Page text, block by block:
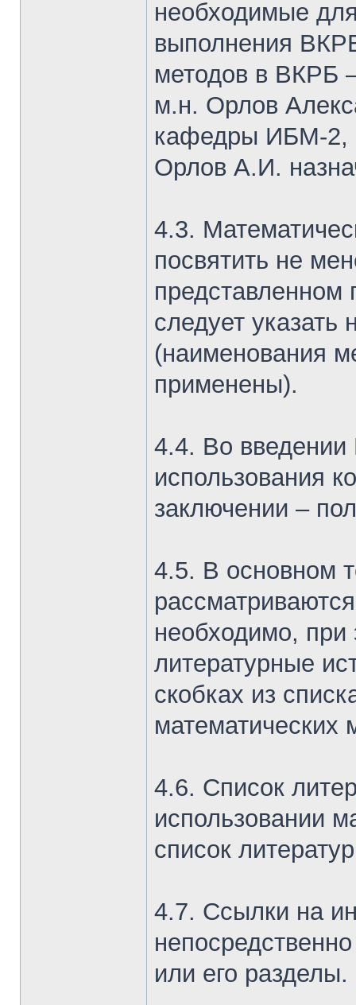
необходимые
выполнения
методов в ВКРБ
м.н. Орлов
кафедры ИБМ-2,
Орлов А.И.
4.3.
посвятить не
следует
(наименования
применены).
4.4. Во введении
использования
заключении –
4.5. В основном
необходимо,
литературные
скобках из
математических
4.6. Список
использовании
список
4.7. Ссылки на
или его разделы.